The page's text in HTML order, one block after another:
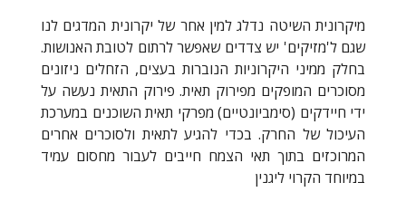
מיקרונית השיטה נדלג למין אחר של יקרונית המדגים לנו
שגם ל'מזיקים' יש צדדים שאפשר לרתום לטובת האנושות.
בחלק ממיני היקרוניות הנוברות בעצים, הזחלים ניזונים
מסוכרים המופקים מפירוק תאית. פירוק התאית נעשה על
ידי חיידקים (סימביונטיים) מפרקי תאית השוכנים במערכת
העיכול של החרק. בכדי להגיע לתאית ולסוכרים אחרים
המרוכזים בתוך תאי הצמח חייבים לעבור מחסום עמיד
במיוחד הקרוי ליגנין